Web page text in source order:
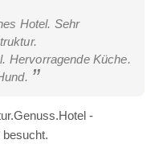
Hotel. Sehr
Hervorragende Küche.
-
besucht.